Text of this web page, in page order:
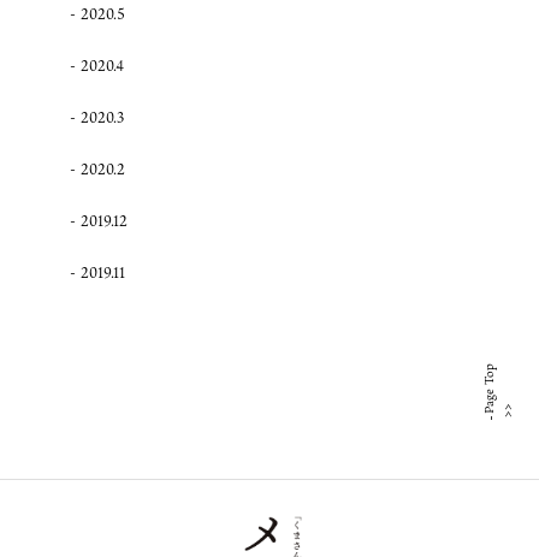
2020.5
2020.4
2020.3
2020.2
2019.12
2019.11
Page Top